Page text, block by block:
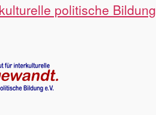
politische Bildung